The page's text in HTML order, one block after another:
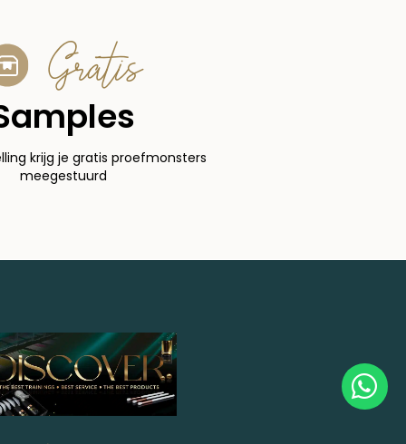
Gratis
krijg je gratis proefmonsters
meegestuurd